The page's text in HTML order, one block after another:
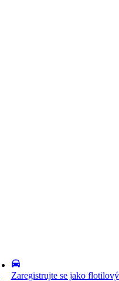
Zaregistrujte se jako